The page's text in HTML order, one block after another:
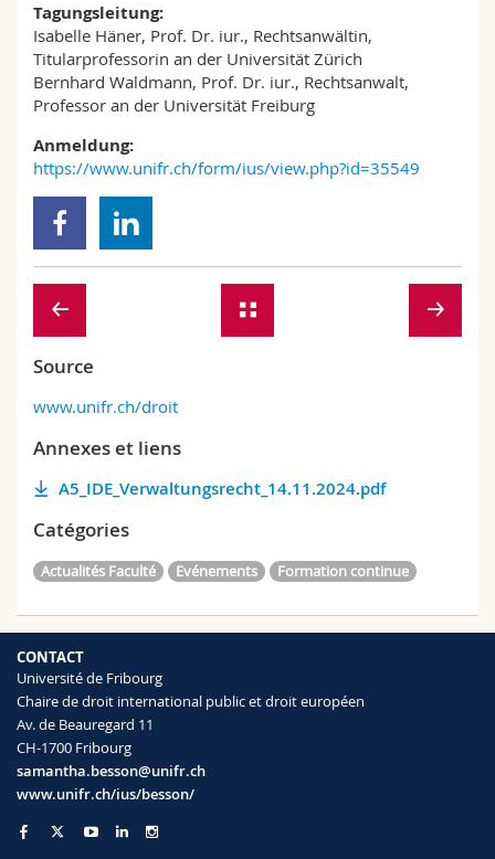
Tagungsleitung:
Isabelle Häner, Prof. Dr. iur., Rechtsanwältin,
Titularprofessorin an der Universität Zürich
Bernhard Waldmann, Prof. Dr. iur., Rechtsanwalt,
Professor an der Universität Freiburg
Anmeldung:
https://www.unifr.ch/form/ius/view.php?id=35549
Source
www.unifr.ch/droit
Annexes et liens
A5_IDE_Verwaltungsrecht_14.11.2024.pdf
Catégories
Actualités Faculté Evénements Formation continue
CONTACT
Université de Fribourg
Chaire de droit international public et droit européen
Av. de Beauregard 11
CH-1700 Fribourg
samantha.besson@unifr.ch
www.unifr.ch/ius/besson/